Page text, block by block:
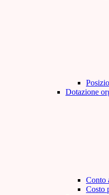
Dotazione
Conto
Costo